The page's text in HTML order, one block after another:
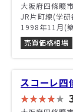
大阪府四條畷
JR片町線(学研
1998年11月(
売買価格相場
スコーレ四